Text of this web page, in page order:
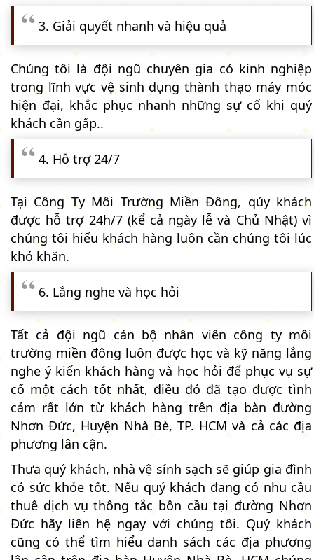
3. Giải quyết nhanh và hiệu quả
Chúng tôi là đội ngũ chuyên gia có kinh nghiệp
trong lĩnh vực vệ sinh dụng thành thạo máy móc
hiện đại, khắc phục nhanh những sự cố khi quý
khách cần gấp..
4. Hỗ trợ 24/7
Tại Công Ty Môi Trường Miền Đông, qúy khách
được hỗ trợ 24h/7 (kể cả ngày lễ và Chủ Nhật) vì
chúng tôi hiểu khách hàng luôn cần chúng tôi lúc
khó khăn.
6. Lắng nghe và học hỏi
Tất cả đội ngũ cán bộ nhân viên công ty môi
trường miền đông luôn được học và kỹ năng lắng
nghe ý kiến khách hàng và học hỏi để phục vụ sự
cố một cách tốt nhất, điều đó đã tạo được tình
cảm rất lớn từ khách hàng trên địa bàn đường
Nhơn Đức, Huyện Nhà Bè, TP. HCM và cả các địa
phương lân cận.
Thưa quý khách, nhà vệ sính sạch sẽ giúp gia đình
có sức khỏe tốt. Nếu quý khách đang có nhu cầu
thuê dịch vụ thông tắc bồn cầu tại đường Nhơn
Đức hãy liên hệ ngay với chúng tôi. Quý khách
cũng có thể tìm hiểu danh sách các địa phương